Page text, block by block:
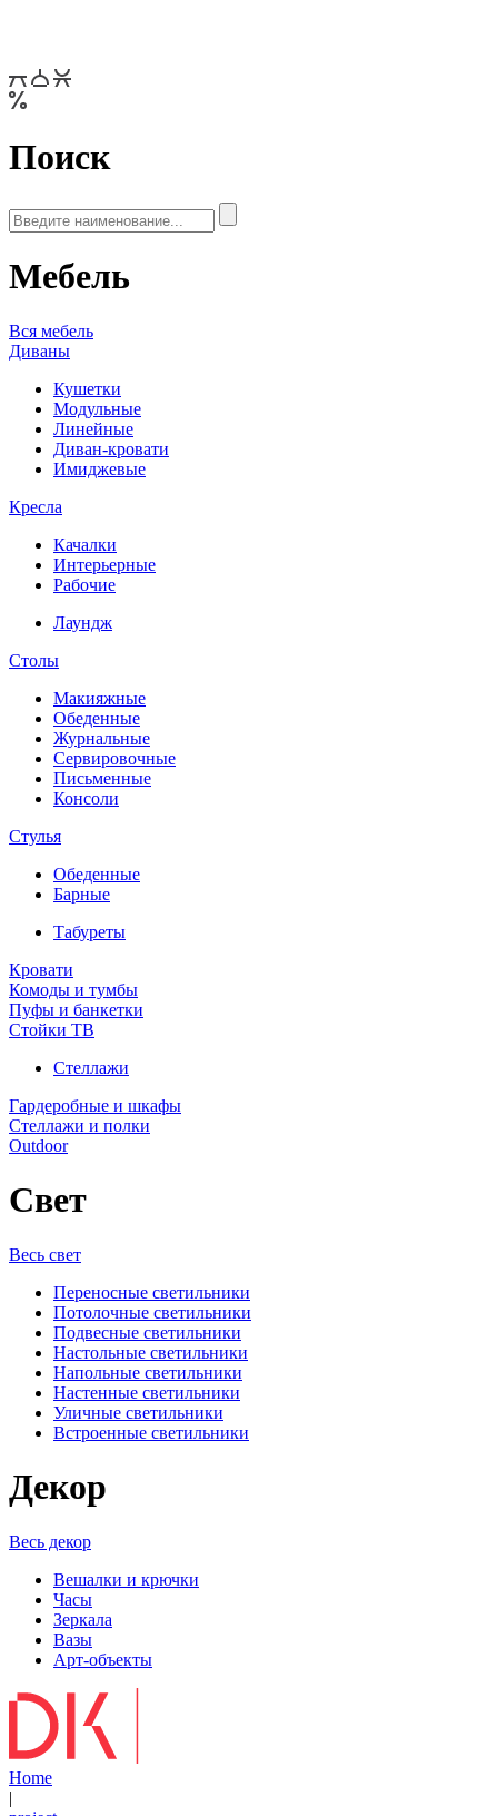
Поиск
Мебель
Вся мебель
Диваны
Кушетки
Модульные
Линейные
Диван-кровати
Имиджевые
Кресла
Качалки
Интерьерные
Рабочие
Лаундж
Столы
Макияжные
Обеденные
Журнальные
Сервировочные
Письменные
Консоли
Стулья
Обеденные
Барные
Табуреты
Кровати
Комоды и тумбы
Пуфы и банкетки
Стойки ТВ
Стеллажи
Гардеробные и шкафы
Стеллажи и полки
Outdoor
Свет
Весь свет
Переносные светильники
Потолочные светильники
Подвесные светильники
Настольные светильники
Напольные светильники
Настенные светильники
Уличные светильники
Встроенные светильники
Декор
Весь декор
Вешалки и крючки
Часы
Зеркала
Вазы
Арт-объекты
Home
|